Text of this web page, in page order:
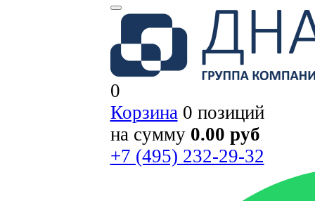
0
Корзина0 позиций
на сумму 0.00 руб
+7 (495) 232-29-32